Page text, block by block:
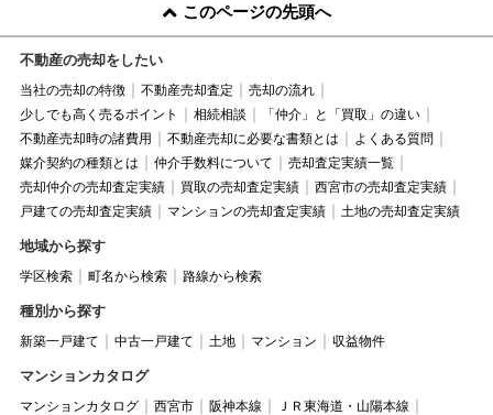
このページの先頭へ
不動産の売却をしたい
当社の売却の特徴 不動産売却査定
売却の流れ
少しでも高く売るポイント
相続相談
「仲介」と「買取」の違い
不動産売却時の諸費用
不動産売却に必要な書類とは
よくある質問
媒介契約の種類とは
仲介手数料について
売却査定実績一覧
売却仲介の売却査定実績
買取の売却査定実績
西宮市の売却査定実績
戸建ての売却査定実績
マンションの売却査定実績 土地の売却査定実績
地域から探す
学区検索 町名から検索 路線から検索
種別から探す
新築一戸建て 中古一戸建て 土地 マンション 収益物件
マンションカタログ
マンションカタログ 西宮市 阪神本線
ＪＲ東海道・山陽本線